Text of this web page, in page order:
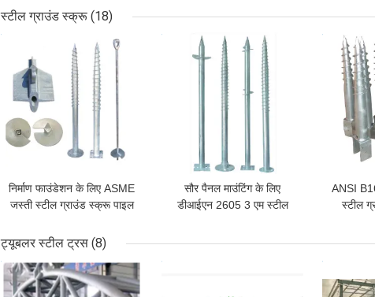
स्टील ग्राउंड स्क्रू (18)
निर्माण फाउंडेशन के लिए ASME
जस्ती स्टील ग्राउंड स्क्रू पाइल
सौर पैनल माउंटिंग के लिए
डीआईएन 2605 3 एम स्टील
सबसे अच्छी कीमत
ANSI
स्टील
सबसे
ट्यूबलर स्टील ट्रस (8)
सबसे अच्छी कीमत